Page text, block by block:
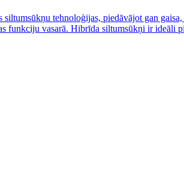
tehnoloģijas, piedāvājot gan
funkciju vasarā. Hibrīda siltumsūkņi ir